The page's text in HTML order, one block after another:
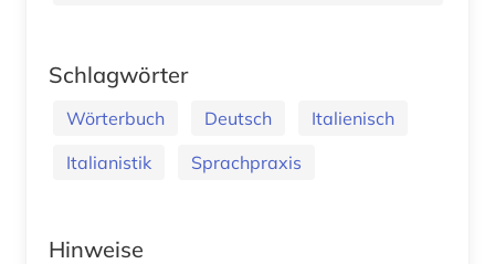
Schlagwörter
Wörterbuch Deutsch
Italienisch
Italianistik
Sprachpraxis
Hinweise